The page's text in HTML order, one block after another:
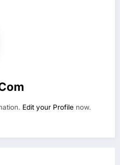
Edit your Profile now.